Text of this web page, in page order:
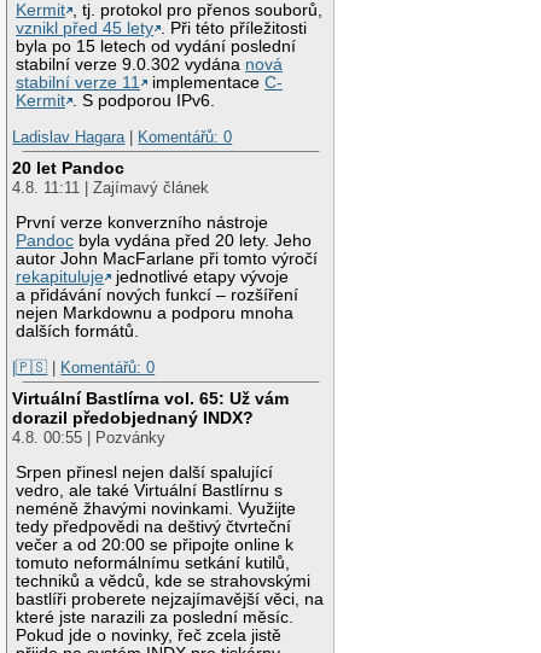
Kermit , tj. protokol pro přenos souborů,
vznikl před 45 lety . Při této příležitosti
byla po 15 letech od vydání poslední
stabilní verze 9.0.302 vydána nová
stabilní verze 11
implementaceC-
Kermit . S podporou IPv6.
Ladislav Hagara | Komentářů: 0
20 let Pandoc
4.8. 11:11 | Zajímavý článek
První verze konverzního nástroje
Pandoc byla vydána před 20 lety. Jeho
autor John MacFarlane při tomto výročí
rekapituluje
jednotlivé etapy vývoje
a přidávání nových funkcí – rozšíření
nejen Markdownu a podporu mnoha
dalších formátů.
|🇵🇸 | Komentářů: 0
Virtuální Bastlírna vol. 65: Už vám
dorazil předobjednaný INDX?
4.8. 00:55 | Pozvánky
Srpen přinesl nejen další spalující
vedro, ale také Virtuální Bastlírnu s
neméně žhavými novinkami. Využijte
tedy předpovědi na deštivý čtvrteční
večer a od 20:00 se připojte online k
tomuto neformálnímu setkání kutilů,
techniků a vědců, kde se strahovskými
bastlíři proberete nejzajímavější věci, na
které jste narazili za poslední měsíc.
Pokud jde o novinky, řeč zcela jistě